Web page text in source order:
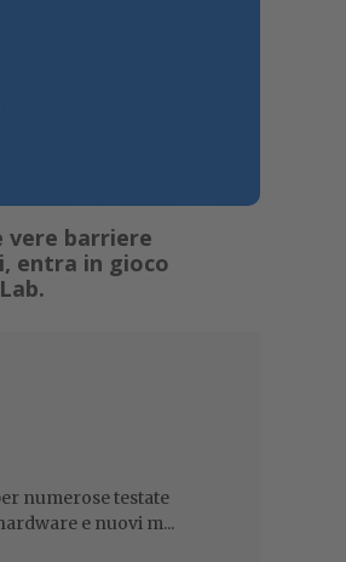
vere barriere
entra in gioco
numerose testate
e nuovi m...